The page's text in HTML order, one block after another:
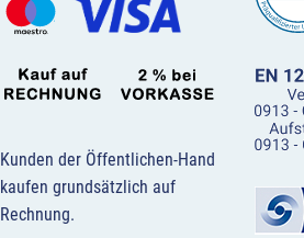
Kunden der Öffentlichen-Hand
kaufen grundsätzlich auf
Rechnung.